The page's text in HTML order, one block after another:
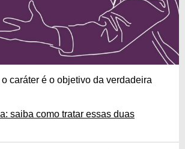
caráter é o objetivo da verdadeira
saiba como tratar essas duas